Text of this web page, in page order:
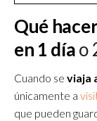
Qué
en 1 díao
Cuando se viaja
únicamente a
que pueden